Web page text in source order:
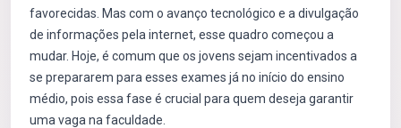
favorecidas. Mas com o avanço tecnológico e a divulgação
de informações pela internet, esse quadro começou a
mudar. Hoje, é comum que os jovens sejam incentivados a
se prepararem para esses exames já no início do ensino
médio, pois essa fase é crucial para quem deseja garantir
uma vaga na faculdade.